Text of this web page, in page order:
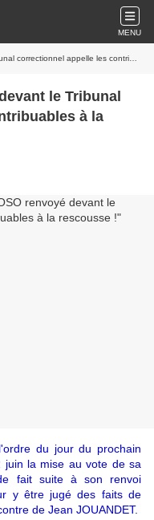
MENU
appelle les contribuables à la rescousse !
le Tribunal
à la
du jour du prochain
juin la mise au vote de sa
fait suite à son renvoi
y être jugé des faits de
de Jean JOUANDET.